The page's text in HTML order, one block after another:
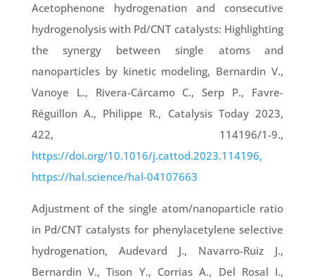
Acetophenone hydrogenation and consecutive
hydrogenolysis with Pd/CNT catalysts: Highlighting
the synergy between single atoms and
nanoparticles by kinetic modeling, Bernardin V.,
Vanoye L., Rivera-Cárcamo C., Serp P., Favre-
Réguillon A., Philippe R., Catalysis Today 2023,
422, 114196/1-9.,
https://doi.org/10.1016/j.cattod.2023.114196,
https://hal.science/hal-04107663
Adjustment of the single atom/nanoparticle ratio
in Pd/CNT catalysts for phenylacetylene selective
hydrogenation, Audevard J., Navarro-Ruiz J.,
Bernardin V., Tison Y., Corrias A., Del Rosal I.,